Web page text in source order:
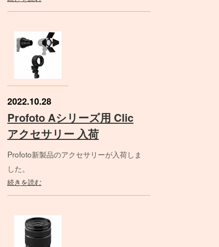
2022.10.28
Profoto Aシリーズ用 Clic
アクセサリー 入荷
Profoto新製品のアクセサリーが入荷しま
した。
続きを読む